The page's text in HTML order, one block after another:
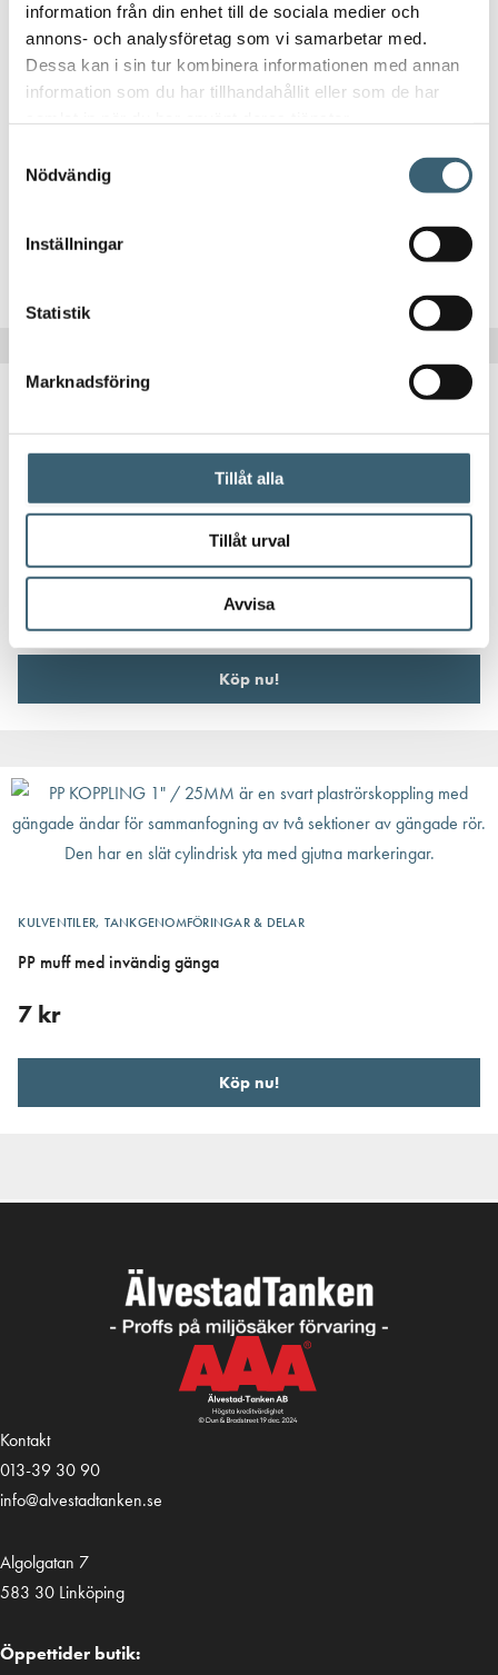
information från din enhet till de sociala medier och
annons- och analysföretag som vi samarbetar med.
Dessa kan i sin tur kombinera informationen med annan
information som du har tillhandahållit eller som de har
Nödvändig
Inställningar
Statistik
Marknadsföring
Tillåt alla
Tillåt urval
Avvisa
KULVENTILER, TANKGENOMFÖRINGAR & DELAR
PP vinkel med invändig gänga
Köp nu!
KULVENTILER, TANKGENOMFÖRINGAR & DELAR
PP muff med invändig gänga
7 kr
Köp nu!
Kontakt
013-39 30 90
info@alvestadtanken.se
Algolgatan 7
583 30 Linköping
Öppettider butik: